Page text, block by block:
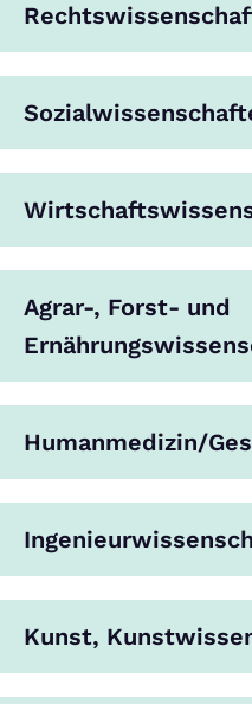
Agrar-, Forst- und
Humanmedizin/
Kunst,